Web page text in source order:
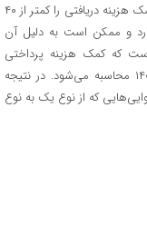
وی در خصوص عامل دومی که سبب شده تا نانوایان کمک هزینه دریافتی را کمتر از ۴۰
و ممکن است به دلیل آن
این است که کمک هزینه پرداختی
براساس نرخ نان یارانه‌ای نوع یک مربوط به سال ۱۴۰۲ محاسبه می‌شود. در نتیجه
و یا تغییر نانوایی‌هایی که از نوع یک به نوع